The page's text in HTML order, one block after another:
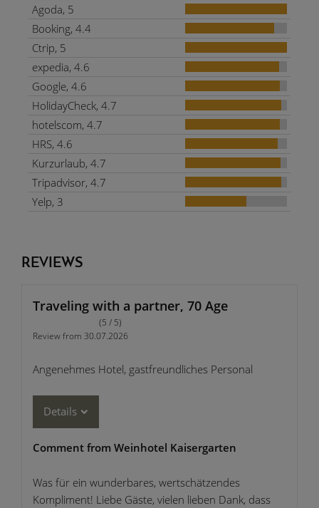
Agoda, 5
Booking, 4.4
Ctrip, 5
expedia, 4.6
Google, 4.6
HolidayCheck, 4.7
hotelscom, 4.7
HRS, 4.6
Kurzurlaub, 4.7
Tripadvisor, 4.7
Yelp, 3
REVIEWS
Traveling with a partner, 70 Age
(5 / 5)
Review from 30.07.2026
Angenehmes Hotel, gastfreundliches Personal
Details
Comment from Weinhotel Kaisergarten
Was für ein wunderbares, wertschätzendes
Kompliment! Liebe Gäste, vielen lieben Dank, dass